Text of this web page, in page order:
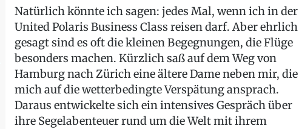
Natürlich könnte ich sagen: jedes Mal, wenn ich in der
United Polaris Business Class reisen darf. Aber ehrlich
gesagt sind es oft die kleinen Begegnungen, die Flüge
besonders machen. Kürzlich saß auf dem Weg von
Hamburg nach Zürich eine ältere Dame neben mir, die
mich auf die wetterbedingte Verspätung ansprach.
Daraus entwickelte sich ein intensives Gespräch über
ihre Segelabenteuer rund um die Welt mit ihrem